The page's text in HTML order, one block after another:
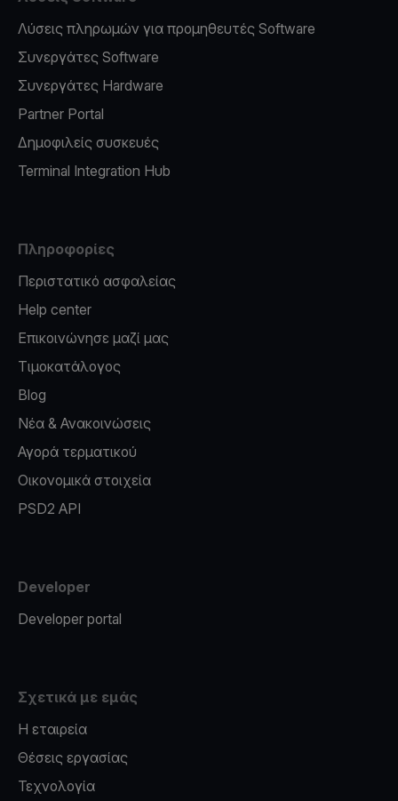
Λύσεις πληρωμών για προμηθευτές Software
Συνεργάτες Software
Συνεργάτες Hardware
Partner Portal
Δημοφιλείς συσκευές
Terminal Integration Hub
Πληροφορίες
Περιστατικό ασφαλείας
Help center
Επικοινώνησε μαζί μας
Τιμοκατάλογος
Blog
Νέα & Ανακοινώσεις
Αγορά τερματικού
Οικονομικά στοιχεία
PSD2 API
Developer
Developer portal
Σχετικά με εμάς
Η εταιρεία
Θέσεις εργασίας
Τεχνολογία